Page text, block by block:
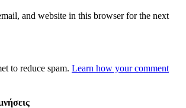
and website in this browser for the next
to reduce spam. Learn how your comment